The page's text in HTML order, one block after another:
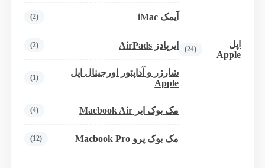
اپل
Apple
(24)
آیمک iMac (2)
ایرپادز AirPads (2)
شارژر و آداپتور اورجینال اپل
Apple
(1)
مک بوک ایر Macbook Air (4)
مک بوک پرو Macbook Pro (12)